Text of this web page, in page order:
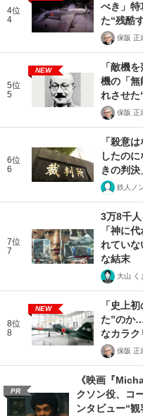
4位
4
べき」特
た“残酷
保阪 正
5位
5
NEW
「敵機
機の「無
れさせた
保阪 正
6位
6
「殺意
したの
きの判決
鉄人ノ
7位
7
3万8千
「神に
れていな
な結末
大山 く
8位
8
NEW
「史上
た”のか
なカラク
保阪 正
PR
《映画『
クソン役、コ
ンタビュー“